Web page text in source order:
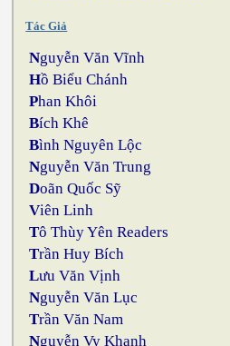
Tác Giả
Nguyễn Văn Vĩnh
Hồ Biểu Chánh
Phan Khôi
Bích Khê
Bình Nguyên Lộc
Nguyễn Văn Trung
Doãn Quốc Sỹ
Viên Linh
Tô Thùy Yên Readers
Trần Huy Bích
Lưu Văn Vịnh
Nguyễn Văn Lục
Trần Văn Nam
Nguyễn Vy Khanh